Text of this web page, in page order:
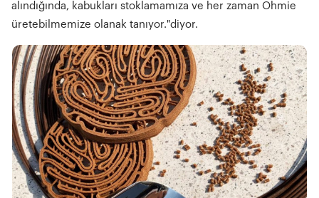
alındığında, kabukları stoklamamıza ve her zaman Ohmie
üretebilmemize olanak tanıyor."diyor.